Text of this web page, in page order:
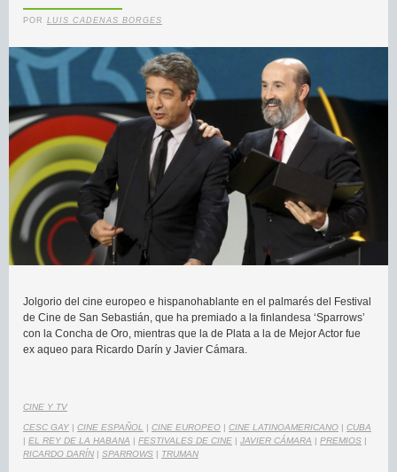
POR LUIS CADENAS BORGES
Jolgorio del cine europeo e hispanohablante en el palmarés del Festival
de Cine de San Sebastián, que ha premiado a la finlandesa ‘Sparrows’
con la Concha de Oro, mientras que la de Plata a la de Mejor Actor fue
ex aqueo para Ricardo Darín y Javier Cámara.
CINE Y TV
CESC GAY | CINE ESPAÑOL | CINE EUROPEO | CINE LATINOAMERICANO | CUBA
| EL REY DE LA HABANA | FESTIVALES DE CINE | JAVIER CÁMARA | PREMIOS |
RICARDO DARÍN | SPARROWS | TRUMAN